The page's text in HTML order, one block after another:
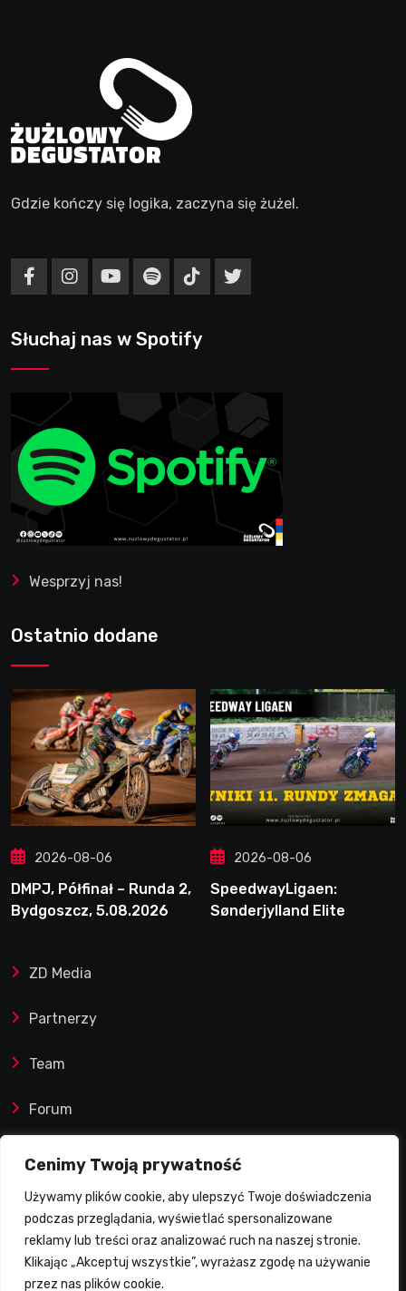
Cenimy Twoją prywatność
Używamy plików cookie, aby ulepszyć Twoje doświadczenia
podczas przeglądania, wyświetlać spersonalizowane
reklamy lub treści oraz analizować ruch na naszej stronie.
Klikając „Akceptuj wszystkie”, wyrażasz zgodę na używanie
przez nas plików cookie.
Gdzie kończy się logika, zaczyna się żużel.
Słuchaj nas w Spotify
Wesprzyj nas!
Ostatnio dodane
2026-08-06
DMPJ, Półfinał – Runda 2,
Bydgoszcz, 5.08.2026
2026-08-06
SpeedwayLigaen:
Sønderjylland Elite
ZD Media
Partnerzy
Team
Forum
Reklamy i współprace
Prawa autorskie
Polityka Prywatności